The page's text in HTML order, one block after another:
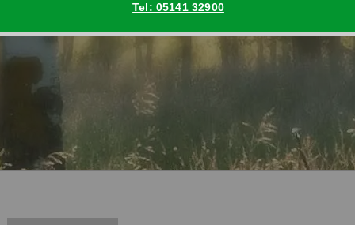
Tel: 05141 32900
Vermittlungshilfe privat